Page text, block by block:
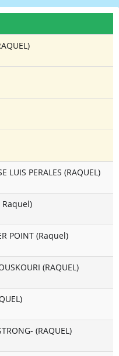
LUIS PERALES (RAQUEL)
Raquel)
POINT (Raquel)
(RAQUEL)
(RAQUEL)